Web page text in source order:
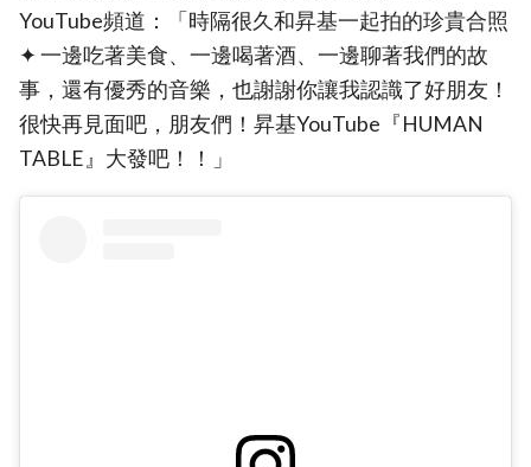
YouTube頻道：「時隔很久和昇基一起拍的珍貴合照
✦ 一邊吃著美食、一邊喝著酒、一邊聊著我們的故
事，還有優秀的音樂，也謝謝你讓我認識了好朋友！
很快再見面吧，朋友們！昇基YouTube『HUMAN
TABLE』大發吧！！」